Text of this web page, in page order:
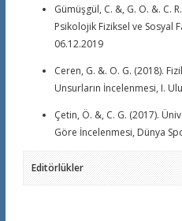
Gümüşgül, C. &, G. O. &. C.
Psikolojik Fiziksel ve Sosyal
06.12.2019
Ceren, G. &. O. G. (2018).
Unsurların İncelenmesi, I.
Çetin, Ö. &, C. G. (2017).
Göre İncelenmesi, Dünya
Editörlükler